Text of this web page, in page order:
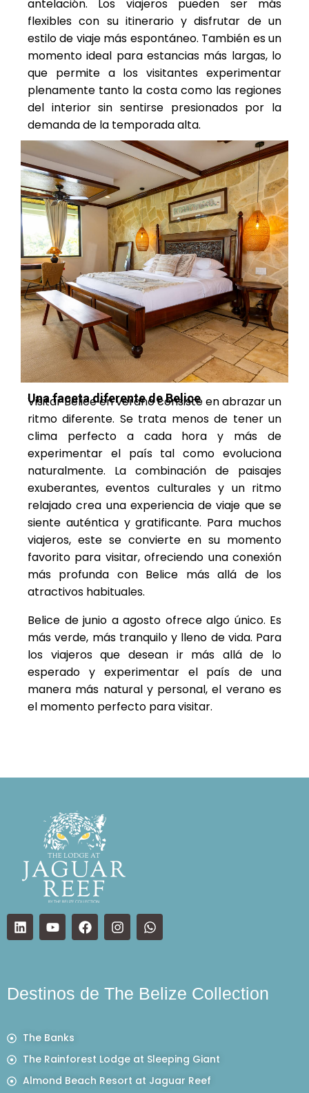
antelación. Los viajeros pueden ser más
flexibles con su itinerario y disfrutar de un
estilo de viaje más espontáneo. También es un
momento ideal para estancias más largas, lo
que permite a los visitantes experimentar
plenamente tanto la costa como las regiones
del interior sin sentirse presionados por la
demanda de la temporada alta.
Una faceta diferente de Belice
Visitar Belice en verano consiste en abrazar un
ritmo diferente. Se trata menos de tener un
clima perfecto a cada hora y más de
experimentar el país tal como evoluciona
naturalmente. La combinación de paisajes
exuberantes, eventos culturales y un ritmo
relajado crea una experiencia de viaje que se
siente auténtica y gratificante. Para muchos
viajeros, este se convierte en su momento
favorito para visitar, ofreciendo una conexión
más profunda con Belice más allá de los
atractivos habituales.
Belice de junio a agosto ofrece algo único. Es
más verde, más tranquilo y lleno de vida. Para
los viajeros que desean ir más allá de lo
esperado y experimentar el país de una
manera más natural y personal, el verano es
el momento perfecto para visitar.
Destinos de The Belize Collection
The Banks
The Rainforest Lodge at Sleeping Giant
Almond Beach Resort at Jaguar Reef